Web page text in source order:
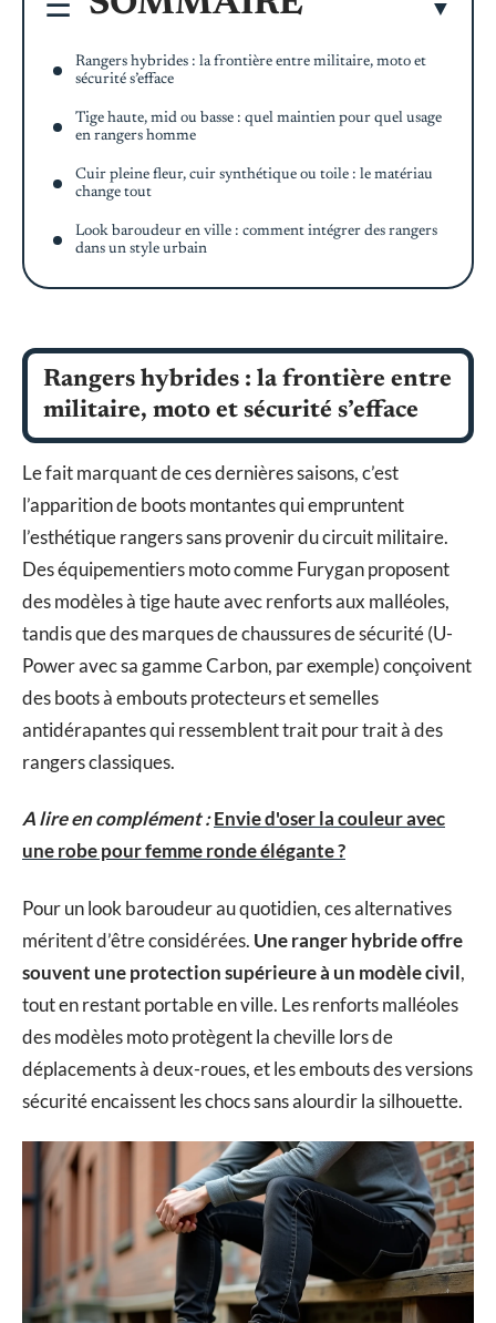
Rangers hybrides : la frontière entre militaire, moto et
sécurité s’efface
Tige haute, mid ou basse : quel maintien pour quel usage
en rangers homme
Cuir pleine fleur, cuir synthétique ou toile : le matériau
change tout
Look baroudeur en ville : comment intégrer des rangers
dans un style urbain
Rangers hybrides : la frontière entre
militaire, moto et sécurité s’efface
Le fait marquant de ces dernières saisons, c’est
l’apparition de boots montantes qui empruntent
l’esthétique rangers sans provenir du circuit militaire.
Des équipementiers moto comme Furygan proposent
des modèles à tige haute avec renforts aux malléoles,
tandis que des marques de chaussures de sécurité (U-
Power avec sa gamme Carbon, par exemple) conçoivent
des boots à embouts protecteurs et semelles
antidérapantes qui ressemblent trait pour trait à des
rangers classiques.
A lire en complément :Envie d'oser la couleur avec
une robe pour femme ronde élégante ?
Pour un look baroudeur au quotidien, ces alternatives
méritent d’être considérées. Une ranger hybride offre
souvent une protection supérieure à un modèle civil,
tout en restant portable en ville. Les renforts malléoles
des modèles moto protègent la cheville lors de
déplacements à deux-roues, et les embouts des versions
sécurité encaissent les chocs sans alourdir la silhouette.